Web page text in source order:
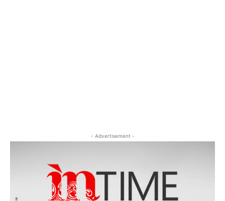
- Advertisement -